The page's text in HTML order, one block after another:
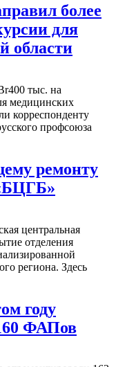
более
для
области
тыс. на
медицинских
корреспонденту
профсоюза
ремонту
центральная
отделения
региона. Здесь
году
ФАПов